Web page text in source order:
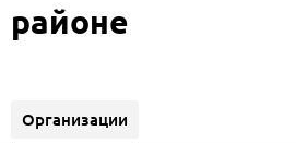
районе
Организации